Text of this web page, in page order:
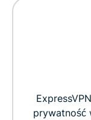
prywatność